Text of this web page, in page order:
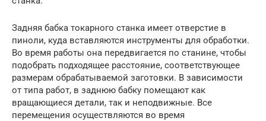
Задняя бабка токарного станка имеет отверстие в
пиноли, куда вставляются инструменты для обработки.
Во время работы она передвигается по станине, чтобы
подобрать подходящее расстояние, соответствующее
размерам обрабатываемой заготовки. В зависимости
от типа работ, в заднюю бабку помещают как
вращающиеся детали, так и неподвижные. Все
перемещения осуществляются во время